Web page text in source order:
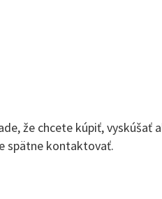
že chcete kúpiť, vyskúšať
spätne kontaktovať.